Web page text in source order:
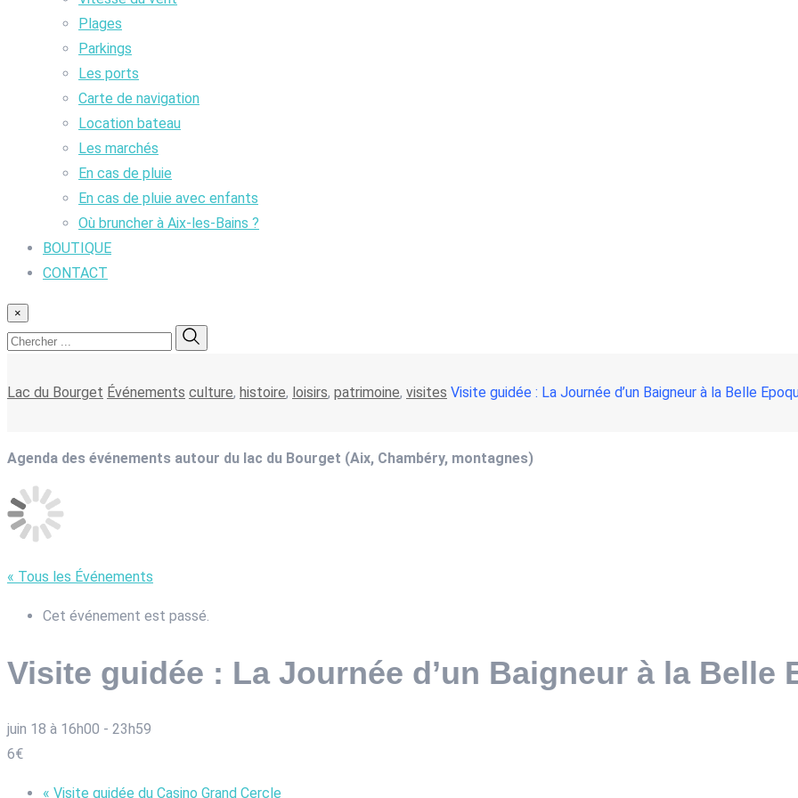
Plages
Parkings
Les ports
Carte de navigation
Location bateau
Les marchés
En cas de pluie
En cas de pluie avec enfants
Où bruncher à Aix-les-Bains ?
BOUTIQUE
CONTACT
×
Lac du Bourget Événements culture, histoire, loisirs, patrimoine, visites Visite guidée : La Journée d’un Baigneur à la Belle
Agenda des événements autour du lac du Bourget (Aix, Chambéry, montagnes)
« Tous les Événements
Cet événement est passé.
Visite guidée : La Journée d’un Baigneur à la Belle
juin 18 à 16h00 - 23h59
6€
« Visite guidée du Casino Grand Cercle